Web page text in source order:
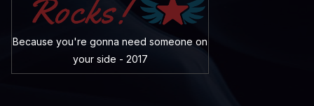
Because you're gonna need someone on
your side - 2017